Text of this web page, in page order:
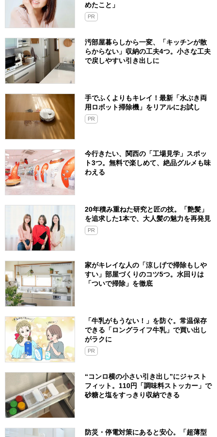
めたこと」
PR
汚部屋暮らしから一変、「キッチンが散
らからない」収納の工夫4つ。小さな工夫
で戻しやすい引き出しに
手でふくよりもキレイ！最新「水ぶき両
用ロボット掃除機」をリアルにお試し
PR
今行きたい、関西の「工場見学」スポッ
ト3つ。無料で楽しめて、絶品グルメも味
わえる
20年積み重ねた研究と匠の技。「艶髪」
を追求した1本で、大人髪の魅力を再発見
PR
家がキレイな人の「涼しげで掃除もしや
すい」部屋づくりのコツ5つ。水回りは
「ついで掃除」を徹底
「牛乳がもうない！」を防ぐ。常温保存
できる「ロングライフ牛乳」で買い出し
がラクに
PR
“コンロ横の小さい引き出し”にジャスト
フィット。110円「調味料ストッカー」で
砂糖と塩をすっきり収納できる
防災・停電対策にあると安心。「超薄型